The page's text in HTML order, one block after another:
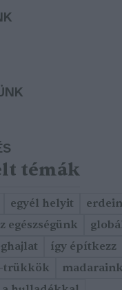
témák
egyél helyit
egészségünk
így építkezz
trükkök
madaraink